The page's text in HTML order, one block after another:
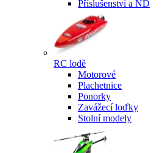
Příslušenství a ND
RC lodě
Motorové
Plachetnice
Ponorky
Zavážecí loďky
Stolní modely